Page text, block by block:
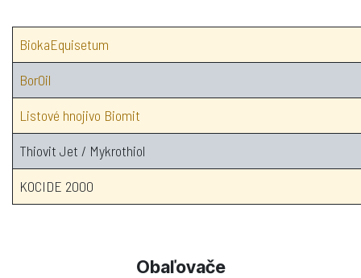
BiokaEquisetum
BorOil
Listové hnojivo Biomit
Thiovit Jet / Mykrothiol
KOCIDE 2000
Obaľovače